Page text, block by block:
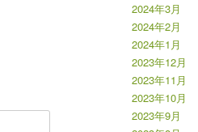
2024年3月
2024年2月
2024年1月
2023年12月
2023年11月
2023年10月
2023年9月